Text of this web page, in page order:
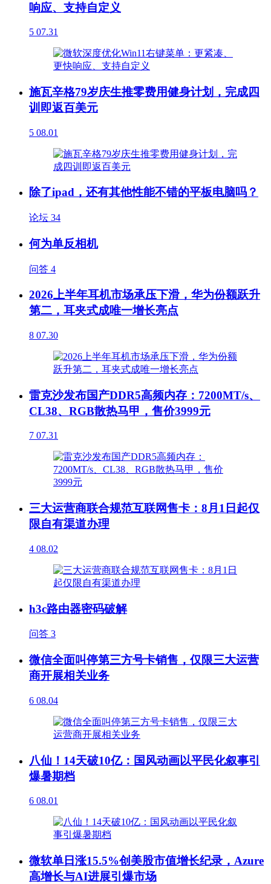
响应、支持自定义
5 07.31
施瓦辛格79岁庆生推零费用健身计划，完成四
训即返百美元
5 08.01
除了ipad，还有其他性能不错的平板电脑吗？
论坛 34
何为单反相机
问答 4
2026上半年耳机市场承压下滑，华为份额跃升
第二，耳夹式成唯一增长亮点
8 07.30
雷克沙发布国产DDR5高频内存：7200MT/s、
CL38、RGB散热马甲，售价3999元
7 07.31
三大运营商联合规范互联网售卡：8月1日起仅
限自有渠道办理
4 08.02
h3c路由器密码破解
问答 3
微信全面叫停第三方号卡销售，仅限三大运营
商开展相关业务
6 08.04
八仙！14天破10亿：国风动画以平民化叙事引
爆暑期档
6 08.01
微软单日涨15.5%创美股市值增长纪录，Azure
高增长与AI进展引爆市场